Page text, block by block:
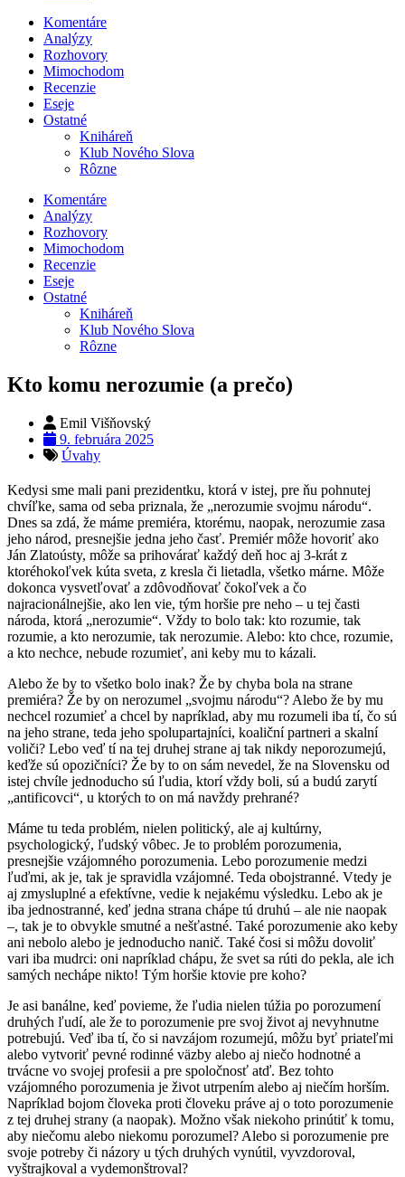
Komentáre
Analýzy
Rozhovory
Mimochodom
Recenzie
Eseje
Ostatné
Kniháreň
Klub Nového Slova
Rôzne
Komentáre
Analýzy
Rozhovory
Mimochodom
Recenzie
Eseje
Ostatné
Kniháreň
Klub Nového Slova
Rôzne
Kto komu nerozumie (a prečo)
Emil Višňovský
9. februára 2025
Úvahy
Kedysi sme mali pani prezidentku, ktorá v istej, pre ňu pohnutej
chvíľke, sama od seba priznala, že „nerozumie svojmu národu“.
Dnes sa zdá, že máme premiéra, ktorému, naopak, nerozumie zasa
jeho národ, presnejšie jedna jeho časť. Premiér môže hovoriť ako
Ján Zlatoústy, môže sa prihovárať každý deň hoc aj 3-krát z
ktoréhokoľvek kúta sveta, z kresla či lietadla, všetko márne. Môže
dokonca vysvetľovať a zdôvodňovať čokoľvek a čo
najracionálnejšie, ako len vie, tým horšie pre neho – u tej časti
národa, ktorá „nerozumie“. Vždy to bolo tak: kto rozumie, tak
rozumie, a kto nerozumie, tak nerozumie. Alebo: kto chce, rozumie,
a kto nechce, nebude rozumieť, ani keby mu to kázali.
Alebo že by to všetko bolo inak? Že by chyba bola na strane
premiéra? Že by on nerozumel „svojmu národu“? Alebo že by mu
nechcel rozumieť a chcel by napríklad, aby mu rozumeli iba tí, čo sú
na jeho strane, teda jeho spolupartajníci, koaliční partneri a skalní
voliči? Lebo veď tí na tej druhej strane aj tak nikdy neporozumejú,
keďže sú opozičníci? Že by to on sám nevedel, že na Slovensku od
istej chvíle jednoducho sú ľudia, ktorí vždy boli, sú a budú zarytí
„antificovci“, u ktorých to on má navždy prehrané?
Máme tu teda problém, nielen politický, ale aj kultúrny,
psychologický, ľudský vôbec. Je to problém porozumenia,
presnejšie vzájomného porozumenia. Lebo porozumenie medzi
ľuďmi, ak je, tak je spravidla vzájomné. Teda obojstranné. Vtedy je
aj zmysluplné a efektívne, vedie k nejakému výsledku. Lebo ak je
iba jednostranné, keď jedna strana chápe tú druhú – ale nie naopak
–, tak je to obvykle smutné a nešťastné. Také porozumenie ako keby
ani nebolo alebo je jednoducho nanič. Také čosi si môžu dovoliť
vari iba mudrci: oni napríklad chápu, že svet sa rúti do pekla, ale ich
samých nechápe nikto! Tým horšie ktovie pre koho?
Je asi banálne, keď povieme, že ľudia nielen túžia po porozumení
druhých ľudí, ale že to porozumenie pre svoj život aj nevyhnutne
potrebujú. Veď iba tí, čo si navzájom rozumejú, môžu byť priateľmi
alebo vytvoriť pevné rodinné väzby alebo aj niečo hodnotné a
trvácne vo svojej profesii a pre spoločnosť atď. Bez tohto
vzájomného porozumenia je život utrpením alebo aj niečím horším.
Napríklad bojom človeka proti človeku práve aj o toto porozumenie
z tej druhej strany (a naopak). Možno však niekoho prinútiť k tomu,
aby niečomu alebo niekomu porozumel? Alebo si porozumenie pre
svoje potreby či názory u tých druhých vynútil, vyvzdoroval,
vyštrajkoval a vydemonštroval?